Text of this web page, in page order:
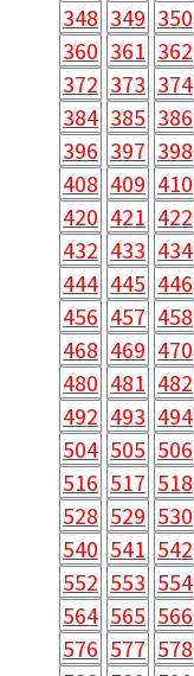
348 349 350
360 361 362
372 373 374
384 385 386
396 397 398
408 409 410
420 421 422
432 433 434
444 445 446
456 457 458
468 469 470
480 481 482
492 493 494
504 505 506
516 517 518
528 529 530
540 541 542
552 553 554
564 565 566
576 577 578